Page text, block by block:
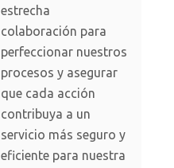
estrecha
colaboración para
perfeccionar nuestros
procesos y asegurar
que cada acción
contribuya a un
servicio más seguro y
eficiente para nuestra